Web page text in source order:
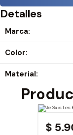
Detalles
Marca:
Color:
Material:
$